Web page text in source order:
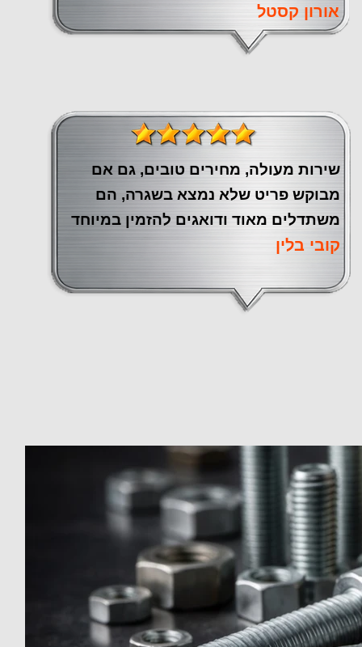
אורון קסטל
שירות מעולה, מחירים טובים, גם אם
מבוקש פריט שלא נמצא בשגרה, הם
משתדלים מאוד ודואגים להזמין במיוחד
קובי בלין